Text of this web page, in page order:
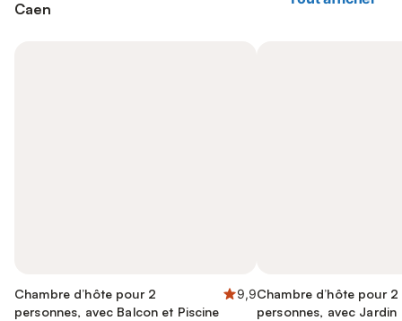
Caen
Chambre d’hôte pour 2
personnes, avec Balcon et Piscine
9,9Chambre d’hôte pour 2
personnes, avec Jardin